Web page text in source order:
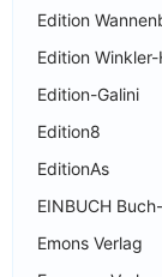
Edition
Edition
Edition-Galini
Edition8
EditionAs
EINBUCH
Emons Verlag